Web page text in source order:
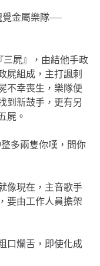
覺金屬樂隊—-
屍』，由結他手政
屍組成，主打諷刺
不幸喪生，樂隊便
到新鼓手，更有另
屍。
多兩隻你嘆，問你
像現在，主音歌手
要由工作人員擔架
口爛舌，即使化成